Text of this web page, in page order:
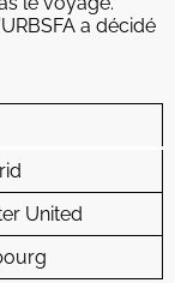
a décidé
United